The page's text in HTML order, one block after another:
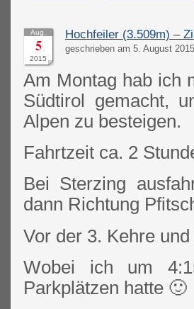
Aug.
5
2015
Hochfeiler (3.509m) –
geschrieben am 5. August
Am Montag hab ich
Südtirol gemacht,
Alpen zu besteigen.
Fahrtzeit ca. 2
Bei Sterzing
dann Richtung
Vor der 3. Kehre
Wobei ich um
Parkplätzen hatte 🙂